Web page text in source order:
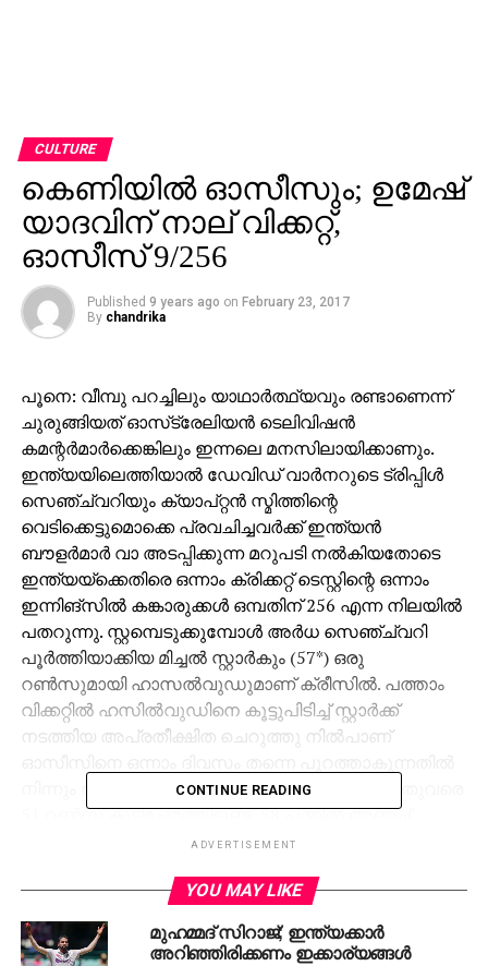
CULTURE
കെണിയില്‍ ഓസീസും; ഉമേഷ്
യാദവിന് നാല് വിക്കറ്റ്,
ഓസീസ് 9/256
Published 9 years ago on February 23, 2017
By chandrika
പൂനെ: വീമ്പു പറച്ചിലും യാഥാര്‍ത്ഥ്യവും രണ്ടാണെന്ന്
ചുരുങ്ങിയത് ഓസ്‌ട്രേലിയന്‍ ടെലിവിഷന്‍
കമന്റര്‍മാര്‍ക്കെങ്കിലും ഇന്നലെ മനസിലായിക്കാണും.
ഇന്ത്യയിലെത്തിയാല്‍ ഡേവിഡ് വാര്‍നറുടെ ട്രിപ്പിള്‍
സെഞ്ച്വറിയും ക്യാപ്റ്റന്‍ സ്മിത്തിന്റെ
വെടിക്കെട്ടുമൊക്കെ പ്രവചിച്ചവര്‍ക്ക് ഇന്ത്യന്‍
ബൗളര്‍മാര്‍ വാ അടപ്പിക്കുന്ന മറുപടി നല്‍കിയതോടെ
ഇന്ത്യയ്‌ക്കെതിരെ ഒന്നാം ക്രിക്കറ്റ് ടെസ്റ്റിന്റെ ഒന്നാം
ഇന്നിങ്‌സില്‍ കങ്കാരുക്കള്‍ ഒമ്പതിന് 256 എന്ന നിലയില്‍
പതറുന്നു. സ്റ്റമ്പെടുക്കുമ്പോള്‍ അര്‍ധ സെഞ്ച്വറി
പൂര്‍ത്തിയാക്കിയ മിച്ചല്‍ സ്റ്റാര്‍കും (57*) ഒരു
റണ്‍സുമായി ഹാസല്‍വുഡുമാണ് ക്രീസില്‍. പത്താം
വിക്കറ്റില്‍ ഹസില്‍വുഡിനെ കൂട്ടുപിടിച്ച് സ്റ്റാര്‍ക്ക്
നടത്തിയ അപ്രതീക്ഷിത ചെറുത്തു നില്‍പാണ്
നിന്നും രക്ഷിച്ചത്. പത്താം വിക്കറ്റില്‍ ഇരുവരും ഇതുവരെ
51 റണ്‍സ് കൂട്ടിച്ചേര്‍ത്തിട്ടുണ്ട്. 58 പന്തില്‍ അഞ്ച്
ഫോറും, മൂന്ന് സിക്‌സും പറത്തിയാണ് സ്റ്റാര്‍ക്കിന്റെ
വീഴ്ത്തിയപ്പോള്‍, അശ്വിനും, ജഡേജയും രണ്ട് വിക്കറ്റ് വീതം
വീഴ്ത്തി. ശേഷിച്ച ഒരു വിക്കറ്റ് ജയന്ത് യാദവും നേടി.
നേരത്തെ ടോസ് നേടി ബാറ്റിംഗ് തെരഞ്ഞെടുത്ത
CONTINUE READING
ADVERTISEMENT
YOU MAY LIKE
മുഹമ്മദ് സിറാജ്; ഇന്ത്യക്കാർ
അറിഞ്ഞിരിക്കണം ഇക്കാര്യങ്ങൾ